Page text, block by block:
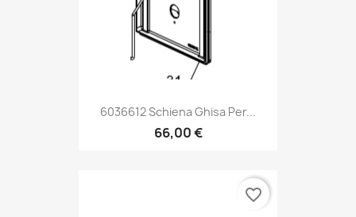
6036612 Schiena Ghisa Per...
66,00 €
favorite_border